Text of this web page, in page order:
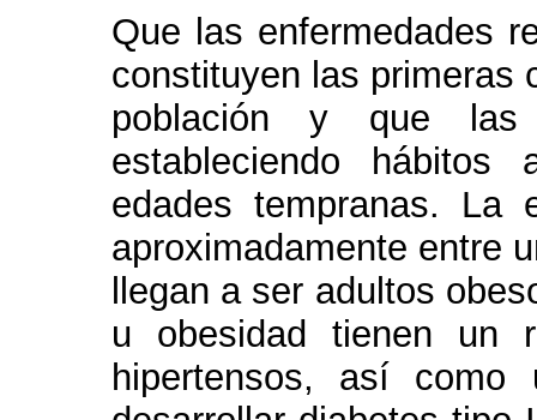
Que las enfermedades
constituyen las primeras
población y que las
estableciendo hábitos
edades tempranas. La
aproximadamente entre
llegan a ser adultos
u obesidad tienen un
hipertensos, así